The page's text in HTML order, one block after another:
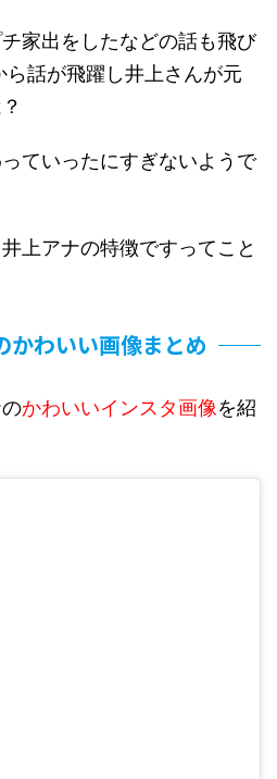
家出をしたなどの話も飛び
話が飛躍し井上さんが元
ていったにすぎないようで
上アナの特徴ですってこと
かわいい画像まとめ
かわいいインスタ画像を紹